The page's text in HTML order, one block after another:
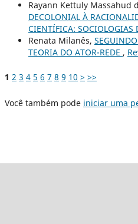
Rayann Kettuly Massahud
DECOLONIAL À
CIENTÍFICA: SOCIOLOGIAS
Renata Milanês,
TEORIA DO ATOR-REDE ,
1 2 3 4 5 6 7 8 9 10 > >>
Você também pode iniciar uma